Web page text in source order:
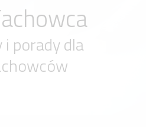
i porady dla